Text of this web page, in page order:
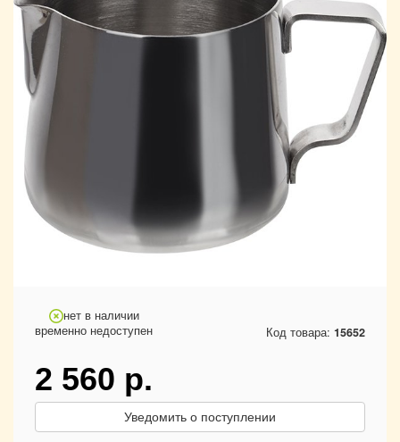
нет в наличии
временно недоступен
Код товара: 15652
2 560 р.
Уведомить о поступлении